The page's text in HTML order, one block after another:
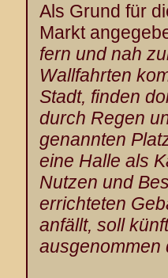
Als Grund für
Markt
fern und nah
Wallfahrten
Stadt, finden
durch Regen
genannten
eine Halle als
Nutzen und
errichteten
anfällt, soll
ausgenommen